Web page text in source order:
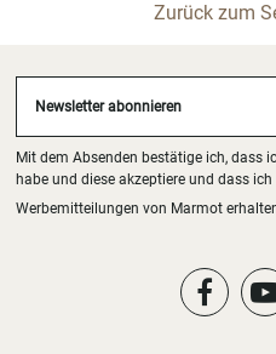
Zurück zum
Newsletter abonnieren
Mit dem Absenden bestätige ich, dass
habe und diese akzeptiere und dass
Werbemitteilungen von Marmot